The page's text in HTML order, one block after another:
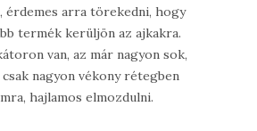
érdemes arra törekedni, hogy
termék kerüljön az ajkakra.
van, az már nagyon sok,
nagyon vékony rétegben
hajlamos elmozdulni.